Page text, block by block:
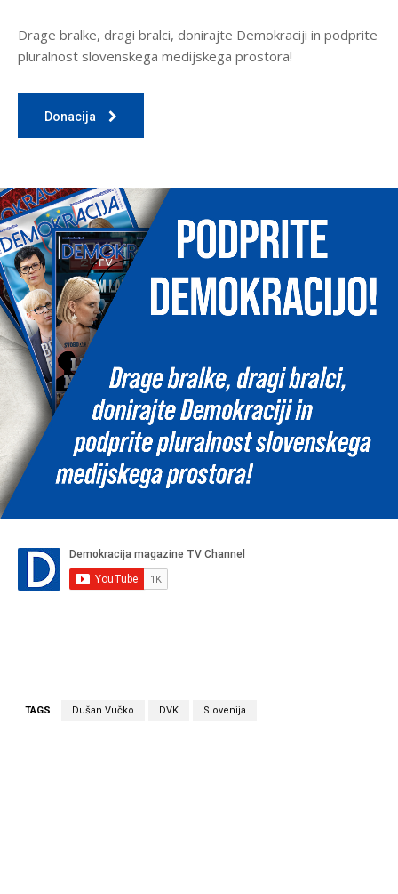
Drage bralke, dragi bralci, donirajte Demokraciji in podprite
pluralnost slovenskega medijskega prostora!
Donacija
TAGS Dušan Vučko DVK Slovenija